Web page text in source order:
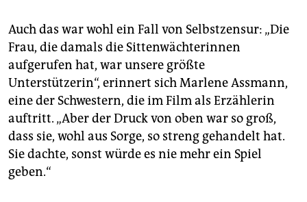
Auch das war wohl ein Fall von Selbstzensur: „Die
Frau, die damals die Sittenwächterinnen
aufgerufen hat, war unsere größte
Unterstützerin“, erinnert sich Marlene Assmann,
eine der Schwestern, die im Film als Erzählerin
auftritt. „Aber der Druck von oben war so groß,
dass sie, wohl aus Sorge, so streng gehandelt hat.
Sie dachte, sonst würde es nie mehr ein Spiel
geben.“